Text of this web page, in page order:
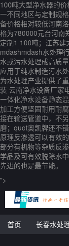
100吨大型净水器的
一不同地区与定制规
备价格相对较低河南
格为780000元台河南
定制1 100吨；江苏
mdashmdash水处理
水或污水处理成高质
应用于纯水制造污水
为水处理产业提供了
装 云南净水设备厂家
一体化净水设备静态
加工方便坚固耐用耐
接在输送管道中，不
磨；quot奥凯牌还不
原理反渗透可以有效
部分有机物等杂质反
学品及可有效脱除水
先进的也是最节能。
">
首页 长春水处